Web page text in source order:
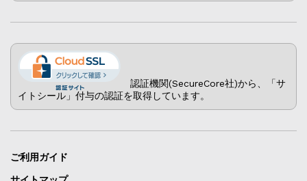
認証機関(SecureCore社)から、「サ
イトシール」付与の認証を取得しています。
ご利用ガイド